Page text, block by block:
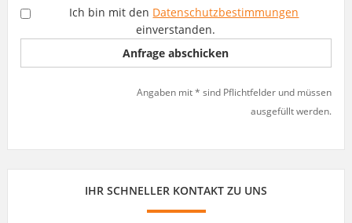
Ich bin mit den Datenschutzbestimmungen
einverstanden.
Angaben mit * sind Pflichtfelder und müssen
ausgefüllt werden.
IHR SCHNELLER KONTAKT ZU UNS